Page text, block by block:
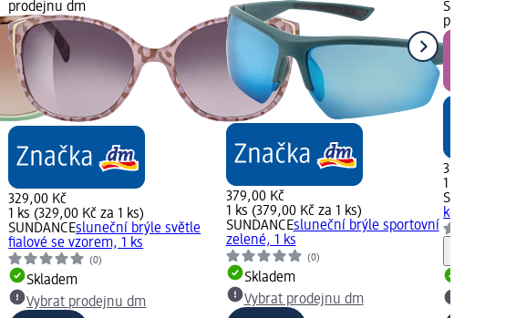
prodejnu dm
329,00 Kč
1 ks (329,00 Kč za 1 ks)
SUNDANCEsluneční brýle světle
fialové se vzorem, 1 ks
(0)
Skladem
Vybrat prodejnu dm
379,00 Kč
1 ks (379,00 Kč za 1 ks)
SUNDANCEsluneční brýle sportovní
zelené, 1 ks
(0)
Skladem
Vybrat prodejnu dm
Skladem,
prodejnu
329,00 Kč
1 ks
SUNDANCE
kovových